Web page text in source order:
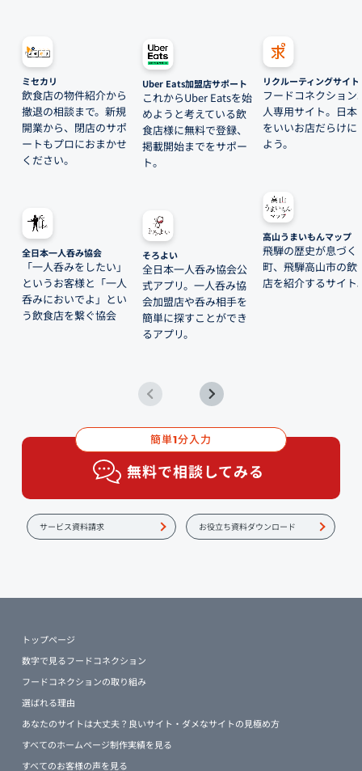
ミセカリ
飲食店の物件紹介から
撤退の相談まで。新規
開業から、閉店のサポ
ートもプロにおまかせ
ください。
全日本一人呑み協会
「一人呑みをしたい」
というお客様と「一人
呑みにおいでよ」とい
う飲食店を繋ぐ協会
Uber Eats加盟店サポート
これからUber Eatsを始
めようと考えている飲
食店様に無料で登録、
掲載開始までをサポー
ト。
そろよい
全日本一人呑み協会公
式アプリ。一人呑み協
会加盟店や呑み相手を
簡単に探すことができ
るアプリ。
リクルーティングサイト
フードコネクション
人専用サイト。日本
をいいお店だらけに
よう。
高山うまいもんマップ
飛騨の歴史が息づく
町、飛騨高山市の飲
店を紹介するサイト
簡単1分入力
無料で相談してみる
サービス資料請求 お役立ち資料ダウンロード
トップページ
数字で見るフードコネクション
フードコネクションの取り組み
選ばれる理由
あなたのサイトは大丈夫？良いサイト・ダメなサイトの見極め方
すべてのホームページ制作実績を見る
すべてのお客様の声を見る